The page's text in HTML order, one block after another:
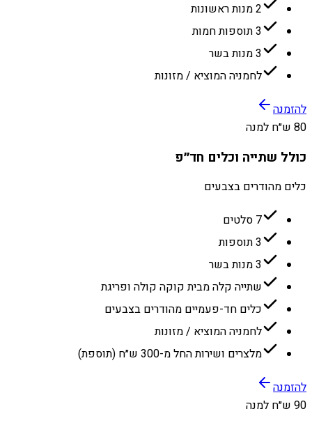
2 מנות ראשונות
3 תוספות חמות
3 מנות בשר
לחמניה המוציא / מזונות
להזמנה
80 ש״ח למנה
כולל שתייה וכלים חד״פ
כלים מהודרים בצבעים
7 סלטים
3 תוספות
3 מנות בשר
שתייה קלה מבית קוקה קולה ופריגת
כלים חד-פעמיים מהודרים בצבעים
לחמניה המוציא / מזונות
מלצרים ושירות החל מ-300 ש״ח (תוספת)
להזמנה
90 ש״ח למנה